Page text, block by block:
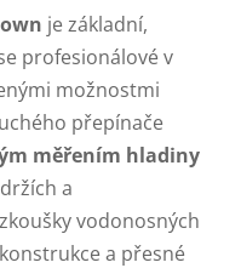
je základní,
profesionálové v
možnostmi
přepínače
měřením hladiny
a
vodonosných
a přesné